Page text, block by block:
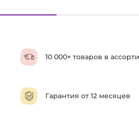
10 000+ товаров в
Гарантия от 12 месяцев